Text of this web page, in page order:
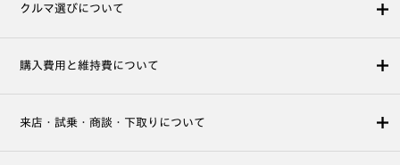
クルマ選びについて
購入費用と維持費について
来店・試乗・商談・下取りについて